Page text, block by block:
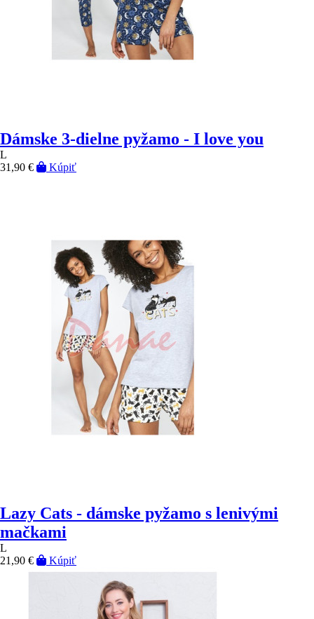
Dámske 3-dielne pyžamo - I love you
L
31,90 €
Kúpiť
Lazy Cats - dámske pyžamo s lenivými
mačkami
L
21,90 €
Kúpiť